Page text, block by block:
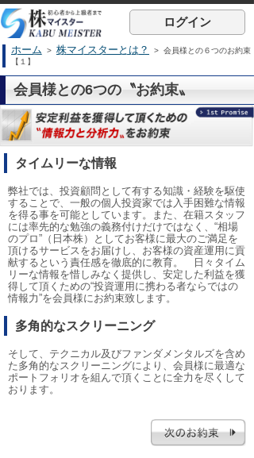
ログイン
ホーム > 株マイスターとは？
> 会員様との６つのお約束
【１】
会員様との6つの〝お約束〟
タイムリーな情報
弊社では、投資顧問として有する知識・経験を駆使
することで、一般の個人投資家では入手困難な情報
を得る事を可能としています。また、在籍スタッフ
には率先的な勉強の義務付けだけではなく、“相場
のプロ”（日本株）としてお客様に最大のご満足を
頂けるサービスをお届けし、お客様の資産運用に貢
献するという責任感を徹底的に教育。 日々タイム
リーな情報を惜しみなく提供し、安定した利益を獲
得して頂くための“投資運用に携わる者ならではの
情報力”を会員様にお約束致します。
多角的なスクリーニング
そして、テクニカル及びファンダメンタルズを含め
た多角的なスクリーニングにより、会員様に最適な
ポートフォリオを組んで頂くことに全力を尽くして
おります。